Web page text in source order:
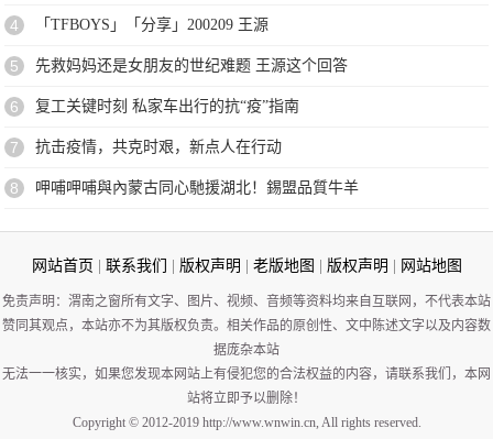
4 「TFBOYS」「分享」200209 王源
5 先救妈妈还是女朋友的世纪难题 王源这个回答
6 复工关键时刻 私家车出行的抗“疫”指南
7 抗击疫情，共克时艰，新点人在行动
8 呷哺呷哺與內蒙古同心馳援湖北！錫盟品質牛羊
网站首页 联系我们 版权声明 老版地图 版权声明 网站地图
免责声明：渭南之窗所有文字、图片、视频、音频等资料均来自互联网，不代表本站
赞同其观点，本站亦不为其版权负责。相关作品的原创性、文中陈述文字以及内容数
据庞杂本站
无法一一核实，如果您发现本网站上有侵犯您的合法权益的内容，请联系我们，本网
站将立即予以删除！
Copyright © 2012-2019 http://www.wnwin.cn, All rights reserved.